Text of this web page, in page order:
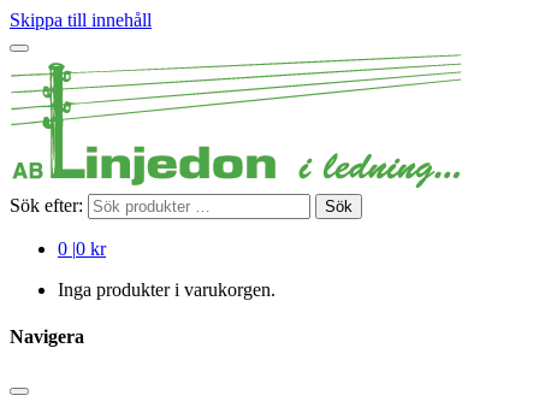
Skippa till innehåll
Sök efter: Sök
0 |0 kr
Inga produkter i varukorgen.
Navigera